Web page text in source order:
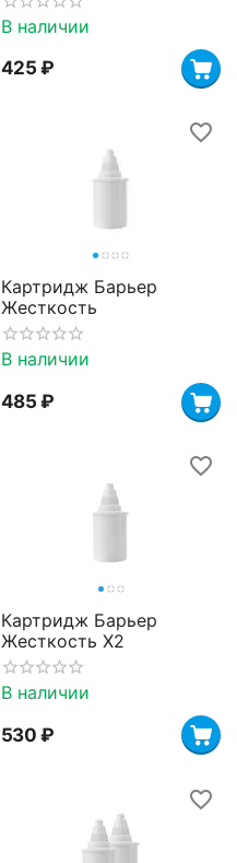
В наличии
‍425‍ ₽
Картридж Барьер
Жесткость
В наличии
‍485‍ ₽
Картридж Барьер
Жесткость X2
В наличии
‍530‍ ₽